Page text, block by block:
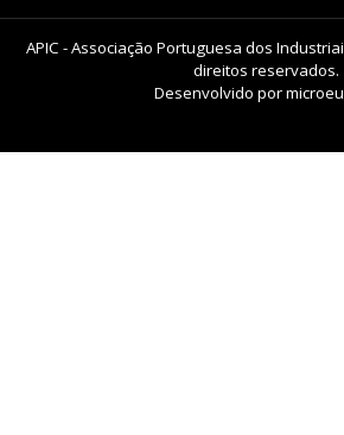
APIC - Associação Portuguesa dos
direitos reservados.
Desenvolvido por